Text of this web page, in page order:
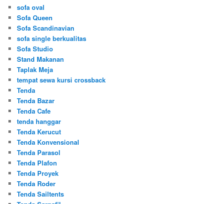
sofa oval
Sofa Queen
Sofa Scandinavian
sofa single berkualitas
Sofa Studio
Stand Makanan
Taplak Meja
tempat sewa kursi crossback
Tenda
Tenda Bazar
Tenda Cafe
tenda hanggar
Tenda Kerucut
Tenda Konvensional
Tenda Parasol
Tenda Plafon
Tenda Proyek
Tenda Roder
Tenda Sailtents